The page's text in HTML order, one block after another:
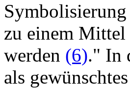
zu einem
werden (6)." In
als